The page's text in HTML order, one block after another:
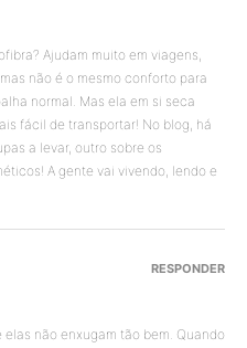
Ajudam muito em viagens,
não é o mesmo conforto para
normal. Mas ela em si seca
fácil de transportar! No blog, há
a levar, outro sobre os
A gente vai vivendo, lendo e
elas não enxugam tão bem. Quando
RESPONDER